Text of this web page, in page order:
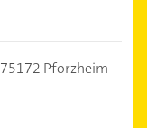
75172 Pforzheim